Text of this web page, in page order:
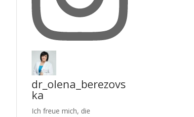
dr_olena_berezovs
ka
Ich freue mich, die